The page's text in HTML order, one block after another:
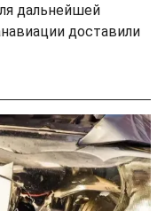
дальнейшей
доставили